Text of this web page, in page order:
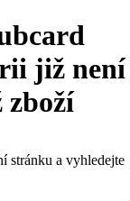
již není
zboží
stránku a vyhledejte